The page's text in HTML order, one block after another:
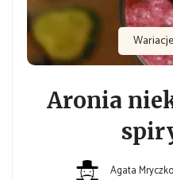
Aronia
Agata Mryczko